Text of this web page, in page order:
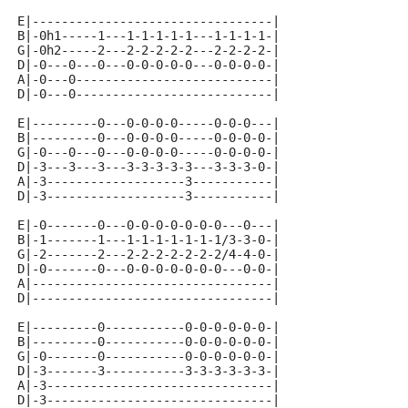
E|---------------------------------|
B|-0h1-----1---1-1-1-1-1---1-1-1-1-|
G|-0h2-----2---2-2-2-2-2---2-2-2-2-|
D|-0---0---0---0-0-0-0-0---0-0-0-0-|
A|-0---0---------------------------|
D|-0---0---------------------------|
E|---------0---0-0-0-0-----0-0-0---|
B|---------0---0-0-0-0-----0-0-0-0-|
G|-0---0---0---0-0-0-0-----0-0-0-0-|
D|-3---3---3---3-3-3-3-3---3-3-3-0-|
A|-3-------------------3-----------|
D|-3-------------------3-----------|
E|-0-------0---0-0-0-0-0-0-0---0---|
B|-1-------1---1-1-1-1-1-1-1/3-3-0-|
G|-2-------2---2-2-2-2-2-2-2/4-4-0-|
D|-0-------0---0-0-0-0-0-0-0---0-0-|
A|---------------------------------|
D|---------------------------------|
E|---------0-----------0-0-0-0-0-0-|
B|---------0-----------0-0-0-0-0-0-|
G|-0-------0-----------0-0-0-0-0-0-|
D|-3-------3-----------3-3-3-3-3-3-|
A|-3-------------------------------|
D|-3-------------------------------|